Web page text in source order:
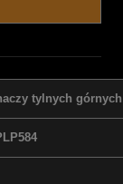
tylnych górnych